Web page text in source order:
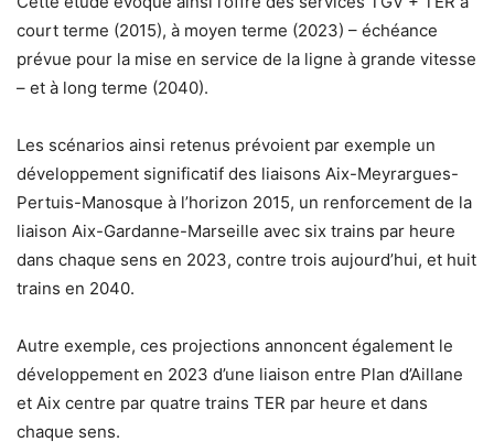
court terme (2015), à moyen terme (2023) – échéance
prévue pour la mise en service de la ligne à grande vitesse
– et à long terme (2040).
Les scénarios ainsi retenus prévoient par exemple un
développement significatif des liaisons Aix-Meyrargues-
Pertuis-Manosque à l’horizon 2015, un renforcement de la
liaison Aix-Gardanne-Marseille avec six trains par heure
dans chaque sens en 2023, contre trois aujourd’hui, et huit
trains en 2040.
Autre exemple, ces projections annoncent également le
développement en 2023 d’une liaison entre Plan d’Aillane
et Aix centre par quatre trains TER par heure et dans
chaque sens.